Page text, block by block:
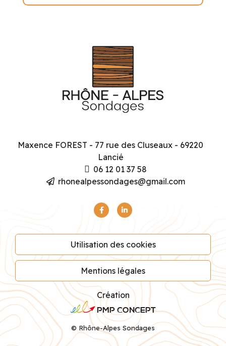
Maxence FOREST - 77 rue des Cluseaux - 69220
Lancié
06 12 01 37 58
rhonealpessondages@gmail.com
© Rhône-Alpes Sondages
Utilisation des cookies
Mentions légales
Création
PMP CONCEPT